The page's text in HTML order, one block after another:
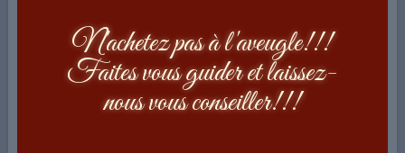
N'achetez pas à l'aveugle!!!
Faites vous guider et laissez-
nous vous conseiller!!!